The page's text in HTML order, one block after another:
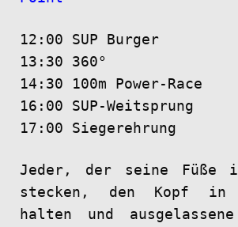
12:00 SUP Burger
13:30 360°
14:30 100m Power-Race
16:00 SUP-Weitsprung
17:00 Siegerehrung
Jeder, der seine Füße
stecken, den Kopf in
halten und